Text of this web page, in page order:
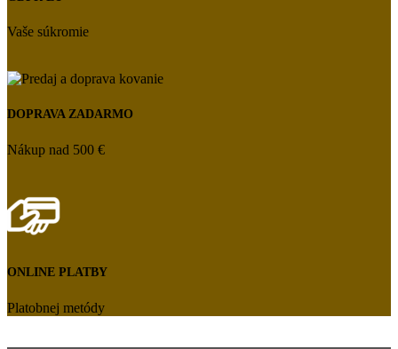
Vaše súkromie
DOPRAVA ZADARMO
Nákup nad 500 €
ONLINE PLATBY
Platobnej metódy